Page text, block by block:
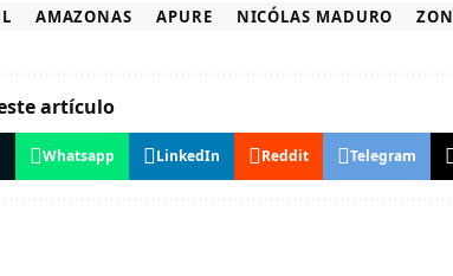
AMAZONAS APURE NICÓLAS MADURO
artículo
Whatsapp LinkedIn Reddit Telegram